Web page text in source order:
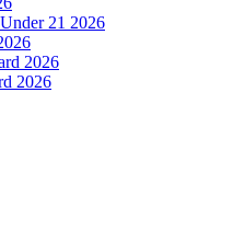
21 2026
2026
2026